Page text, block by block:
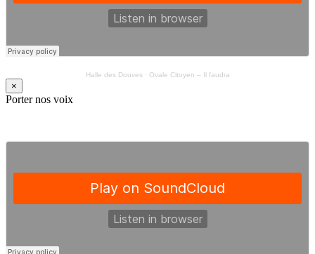
Halle des Douves· Ovale Citoyen – Il faudra
×
Porter nos voix